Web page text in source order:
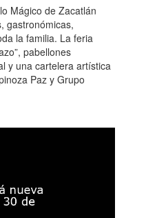
Mágico de Zacatlán
gastronómicas,
la familia. La feria
pabellones
y una cartelera artística
Paz y Grupo